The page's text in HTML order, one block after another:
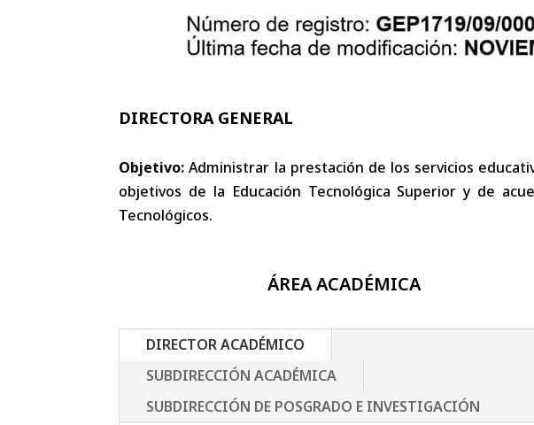
DIRECTORA GENERAL
Objetivo: Administrar la prestación de los servicios
objetivos de la Educación Tecnológica Superior y de
Tecnológicos.
ÁREA ACADÉMICA
DIRECTOR ACADÉMICO
SUBDIRECCIÓN ACADÉMICA
SUBDIRECCIÓN DE POSGRADO E INVESTIGACIÓN